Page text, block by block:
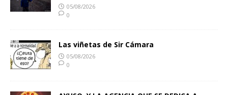
05/08/2026
0
Las viñetas de Sir Cámara
05/08/2026
0